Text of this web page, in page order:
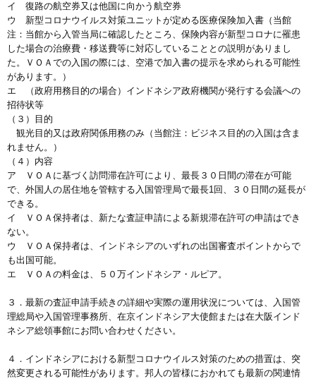
イ 復路の航空券又は他国に向かう航空券
ウ 新型コロナウイルス対策ユニットが定める医療保険加入書（当館
注：当館から入管当局に確認したところ、保険内容が新型コロナに罹患
した場合の治療費・移送費等に対応していることとの説明がありまし
た。ＶＯＡでの入国の際には、空港で加入書の提示を求められる可能性
があります。）
エ （政府用務目的の場合）インドネシア政府機関が発行する会議への
招待状等
（３）目的
観光目的又は政府関係用務のみ（当館注：ビジネス目的の入国は含ま
れません。）
（４）内容
ア ＶＯＡに基づく訪問滞在許可により、最長３０日間の滞在が可能
で、外国人の居住地を管轄する入国管理局で最長1回、３０日間の延長が
できる。
イ ＶＯＡ保持者は、新たな査証申請による新規滞在許可の申請はでき
ない。
ウ ＶＯＡ保持者は、インドネシアのいずれの出国審査ポイントからで
も出国可能。
エ ＶＯＡの料金は、５０万インドネシア・ルピア。
３．最新の査証申請手続きの詳細や実際の運用状況については、入国管
理総局や入国管理事務所、在京インドネシア大使館または在大阪インド
ネシア総領事館にお問い合わせください。
４．インドネシアにおける新型コロナウイルス対策のための措置は、突
然変更される可能性があります。邦人の皆様におかれても最新の関連情